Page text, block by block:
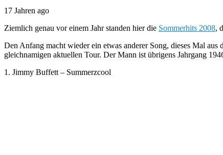
17 Jahren ago
Ziemlich genau vor einem Jahr standen hier die Sommerhits 2008,
Den Anfang macht wieder ein etwas anderer Song, dieses Mal
gleichnamigen aktuellen Tour. Der Mann ist übrigens Jahrgang
1. Jimmy Buffett – Summerzcool